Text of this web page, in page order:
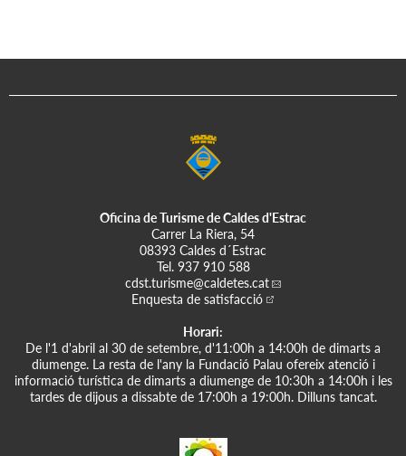
adjacents.
d'aleshores,
Oficina de Turisme de Caldes d'Estrac
Carrer La Riera, 54
08393 Caldes d´Estrac
Tel. 937 910 588
cdst.turisme@caldetes.cat
Enquesta de satisfacció
Horari:
De l'1 d'abril al 30 de setembre, d'11:00h a 14:00h de dimarts a
diumenge. La resta de l'any la Fundació Palau ofereix atenció i
informació turística de dimarts a diumenge de 10:30h a 14:00h i les
tardes de dijous a dissabte de 17:00h a 19:00h. Dilluns tancat.